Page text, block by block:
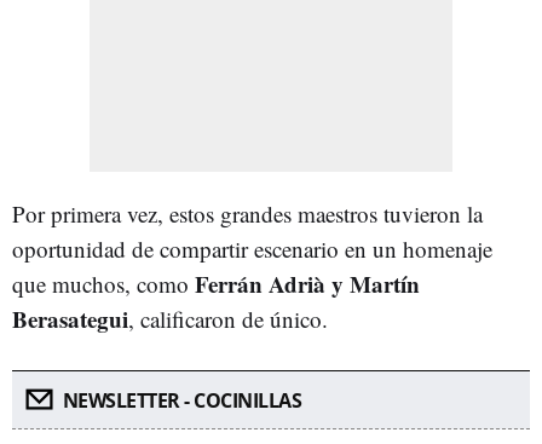
Por primera vez, estos grandes maestros tuvieron la
oportunidad de compartir escenario en un homenaje
que muchos, como Ferrán Adrià y Martín
Berasategui, calificaron de único.
NEWSLETTER - COCINILLAS